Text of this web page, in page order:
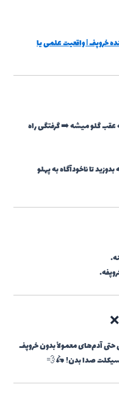
خروپف | واقعیت علمی یا
عقب گلو میشه ➡️ گرفتگی راه
تا ناخودآگاه به پهلو
آدم‌های معمولاً بدون خروپف
صدا بدن! 🛵💨